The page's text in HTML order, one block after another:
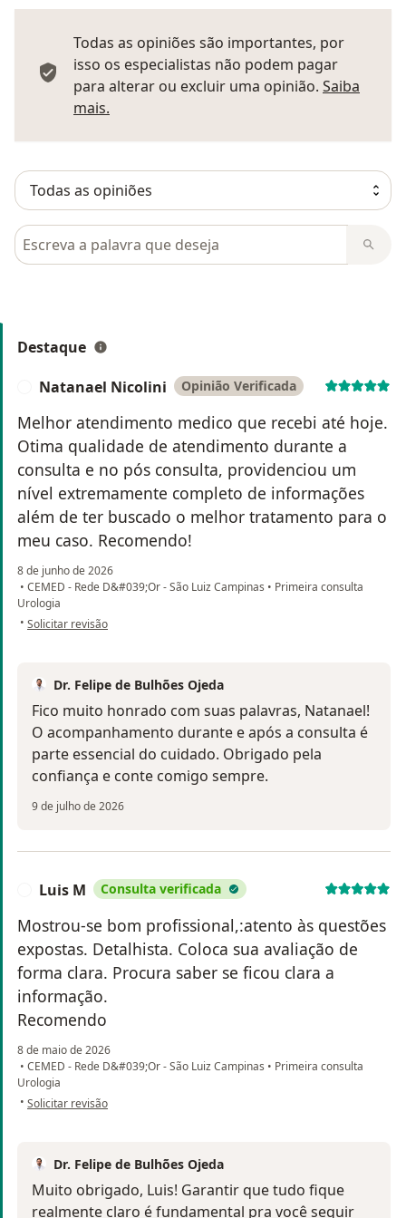
Todas as opiniões são importantes, por
isso os especialistas não podem pagar
para alterar ou excluir uma opinião. Saiba
mais.
Pesquisar em opiniões
Destaque
Natanael Nicolini Opinião Verificada
Melhor atendimento medico que recebi até hoje.
Otima qualidade de atendimento durante a
consulta e no pós consulta, providenciou um
nível extremamente completo de informações
além de ter buscado o melhor tratamento para o
meu caso. Recomendo!
8 de junho de 2026
• CEMED - Rede D&#039;Or - São Luiz Campinas • Primeira consulta
Urologia
• na opinião do utilizador Natanael Nicolini
Solicitar revisão
Dr. Felipe de Bulhões Ojeda
Fico muito honrado com suas palavras, Natanael!
O acompanhamento durante e após a consulta é
parte essencial do cuidado. Obrigado pela
confiança e conte comigo sempre.
9 de julho de 2026
Luis M Consulta verificada
Mostrou-se bom profissional,:atento às questões
expostas. Detalhista. Coloca sua avaliação de
forma clara. Procura saber se ficou clara a
informação.
Recomendo
8 de maio de 2026
• CEMED - Rede D&#039;Or - São Luiz Campinas • Primeira consulta
Urologia
• na opinião do utilizador Luis M
Solicitar revisão
Dr. Felipe de Bulhões Ojeda
Muito obrigado, Luis! Garantir que tudo fique
realmente claro é fundamental pra você seguir